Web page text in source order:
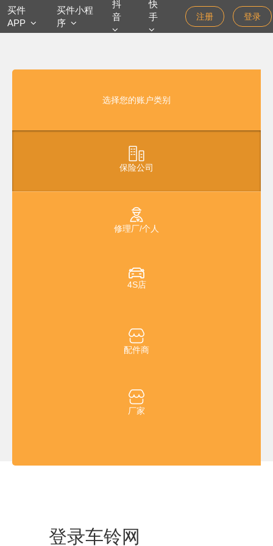
买件
APP
买件小程
序
抖
音
快
手
注册 登录
选择您的账户类别
保险公司
修理厂/个人
4S店
配件商
厂家
登录车铃网